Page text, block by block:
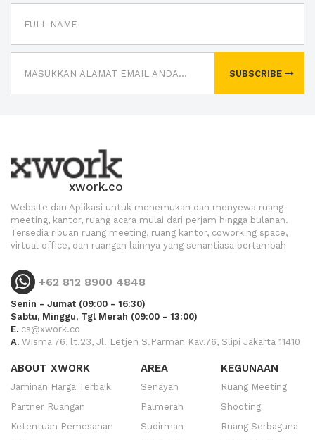
SUBSCRIBE
xwork.co
Website dan Aplikasi untuk menemukan dan menyewa ruang
meeting, kantor, ruang acara mulai dari perjam hingga bulanan.
Tersedia ribuan ruang meeting, ruang kantor, coworking space,
virtual office, dan ruangan lainnya yang senantiasa bertambah
+62 812 8900 4848
Senin - Jumat (09:00 - 16:30)
Sabtu, Minggu, Tgl Merah (09:00 - 13:00)
E. cs@xwork.co
A. Wisma 76, lt.23, Jl. Letjen S.Parman Kav.76, Slipi Jakarta 11410
ABOUT XWORK
Jaminan Harga Terbaik
Partner Ruangan
Ketentuan Pemesanan
AREA
Senayan
Palmerah
Sudirman
KEGUNAAN
Ruang Meeting
Shooting
Ruang Serbaguna